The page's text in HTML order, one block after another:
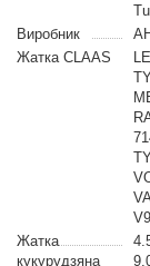
Виробник
Жатка CLAAS
Жатка
кукурудзяна